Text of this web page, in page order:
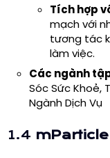
Tích hợp
mạch với
tương tác
làm việc.
Các ngành
Sóc Sức Khoẻ,
Ngành Dịch Vụ
1.4 mParticle